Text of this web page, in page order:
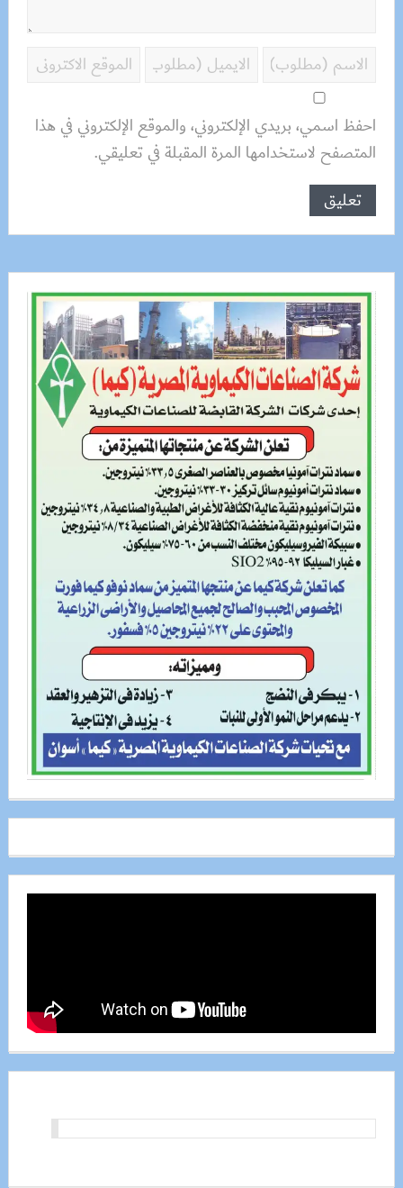
احفظ اسمي، بريدي الإلكتروني، والموقع الإلكتروني في هذا
المتصفح لاستخدامها المرة المقبلة في تعليقي.